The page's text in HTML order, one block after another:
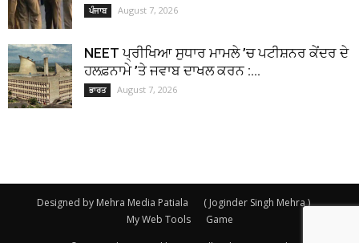
ਪੰਜਾਬ August 7, 2026
NEET ਪ੍ਰੀਖਿਆ ਸੁਧਾਰ ਮਾਮਲੇ ’ਚ ਪਟੀਸ਼ਨਰ ਕੇਂਦਰ ਦੇ
ਹਲਫ਼ਨਾਮੇ ’ਤੇ ਜਵਾਬ ਦਾਖਲ ਕਰਨ :...
ਭਾਰਤ August 7, 2026
Designed by Mehra Media Patiala
( Joginder Singh Mehra )
My Web Tools
Game